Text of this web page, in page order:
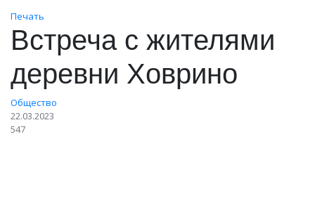
Печать
Встреча с жителями
деревни Ховрино
Общество
22.03.2023
547